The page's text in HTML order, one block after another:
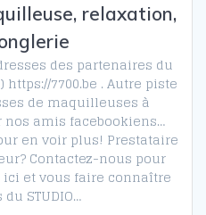
relaxation,
des partenaires du
https://7700.be . Autre piste
de maquilleuses à
amis facebookiens…
en voir plus! Prestataire
Contactez-nous pour
et vous faire connaître
STUDIO…